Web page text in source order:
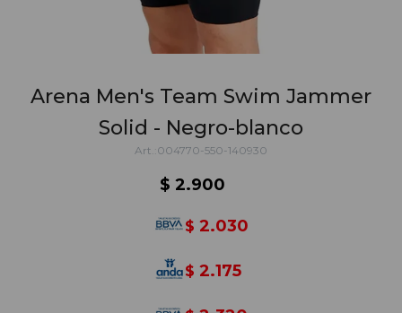
Arena Men's Team Swim Jammer
Solid - Negro-blanco
004770-550-140930
$ 2.900
$ 2.030
$ 2.175